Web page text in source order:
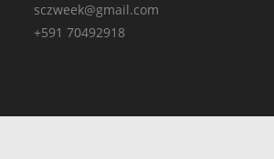
sczweek@gmail.com
+591 70492918